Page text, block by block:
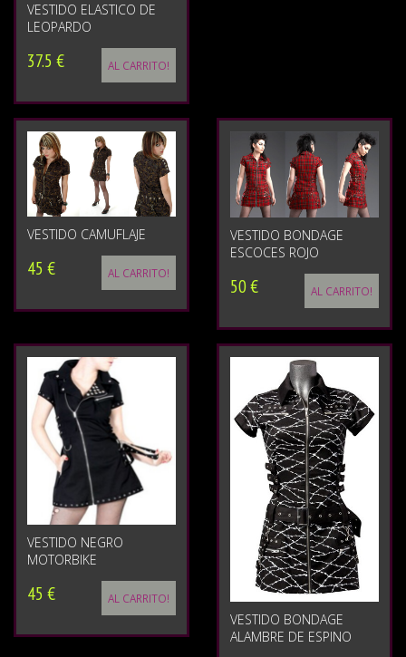
VESTIDO ELASTICO DE
LEOPARDO
37.5 € AL CARRITO!
VESTIDO CAMUFLAJE
45 € AL CARRITO!
VESTIDO BONDAGE
ESCOCES ROJO
50 € AL CARRITO!
VESTIDO NEGRO
MOTORBIKE
45 € AL CARRITO!
VESTIDO BONDAGE
ALAMBRE DE ESPINO